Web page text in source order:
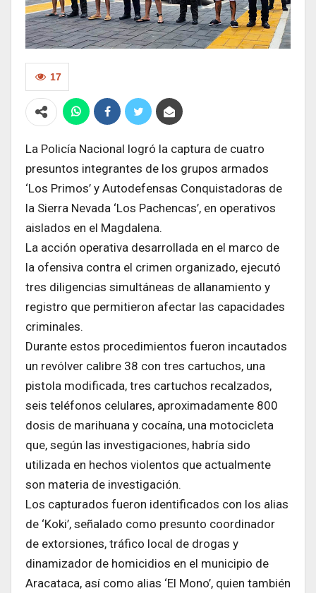
17
La Policía Nacional logró la captura de cuatro
presuntos integrantes de los grupos armados
‘Los Primos’ y Autodefensas Conquistadoras de
la Sierra Nevada ‘Los Pachencas’, en operativos
aislados en el Magdalena.
La acción operativa desarrollada en el marco de
la ofensiva contra el crimen organizado, ejecutó
tres diligencias simultáneas de allanamiento y
registro que permitieron afectar las capacidades
criminales.
Durante estos procedimientos fueron incautados
un revólver calibre 38 con tres cartuchos, una
pistola modificada, tres cartuchos recalzados,
seis teléfonos celulares, aproximadamente 800
dosis de marihuana y cocaína, una motocicleta
que, según las investigaciones, habría sido
utilizada en hechos violentos que actualmente
son materia de investigación.
Los capturados fueron identificados con los alias
de ‘Koki’, señalado como presunto coordinador
de extorsiones, tráfico local de drogas y
dinamizador de homicidios en el municipio de
Aracataca, así como alias ‘El Mono’, quien también